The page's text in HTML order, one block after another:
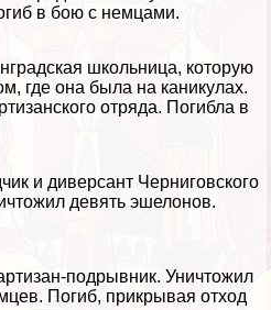
в бою с немцами.
школьница, которую
где она была на каникулах.
отряда. Погибла в
и диверсант Черниговского
девять эшелонов.
подрывник. Уничтожил
Погиб, прикрывая отход